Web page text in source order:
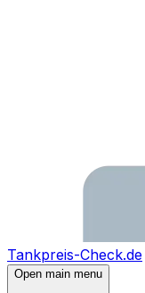
Tankpreis-Check.de
Open main menu